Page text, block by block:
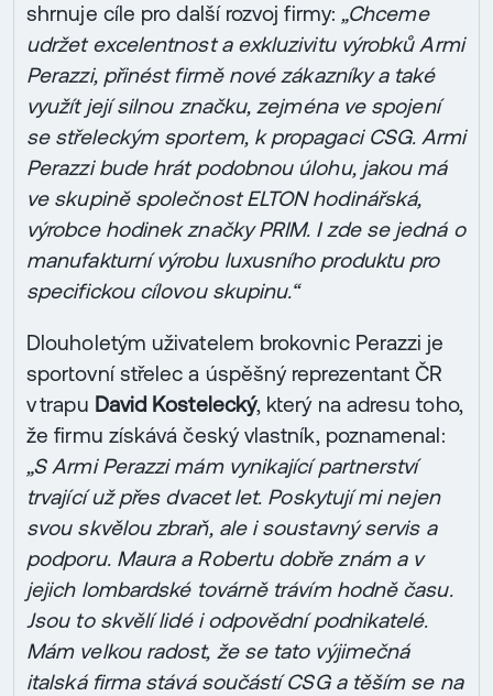
shrnuje cíle pro další rozvoj firmy: „Chceme
udržet excelentnost a exkluzivitu výrobků Armi
Perazzi, přinést firmě nové zákazníky a také
využít její silnou značku, zejména ve spojení
se střeleckým sportem, k propagaci CSG. Armi
Perazzi bude hrát podobnou úlohu, jakou má
ve skupině společnost ELTON hodinářská,
výrobce hodinek značky PRIM. I zde se jedná o
manufakturní výrobu luxusního produktu pro
specifickou cílovou skupinu.“
Dlouholetým uživatelem brokovnic Perazzi je
sportovní střelec a úspěšný reprezentant ČR
v trapu David Kostelecký, který na adresu toho,
že firmu získává český vlastník, poznamenal:
„S Armi Perazzi mám vynikající partnerství
trvající už přes dvacet let. Poskytují mi nejen
svou skvělou zbraň, ale i soustavný servis a
podporu. Maura a Robertu dobře znám a v
jejich lombardské továrně trávím hodně času.
Jsou to skvělí lidé i odpovědní podnikatelé.
Mám velkou radost, že se tato výjimečná
italská firma stává součástí CSG a těším se na